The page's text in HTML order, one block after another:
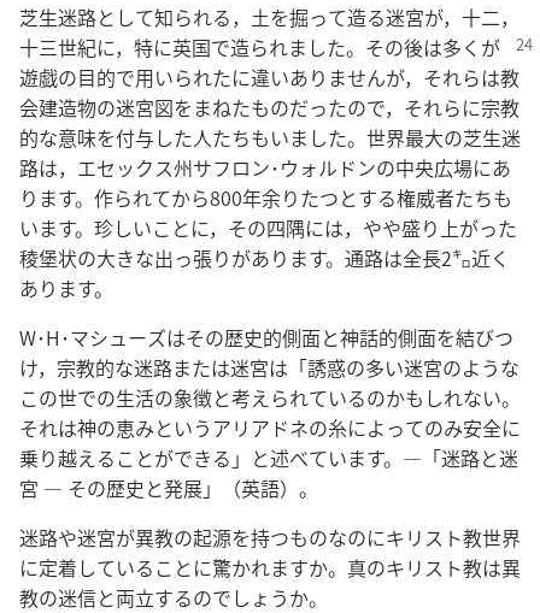
芝生迷路として知られる，土を掘って造る迷宮が，十二，
十三世紀に，特に英国で造られました。 その後は多くが
遊戯の目的で用いられたに違いありませんが，それらは教
会建造物の迷宮図をまねたものだったので，それらに宗教
的な意味を付与した人たちもいました。世界最大の芝生迷
路は，エセックス州サフロン･ウォルドンの中央広場にあ
ります。作られてから800年余りたつとする権威者たちも
います。珍しいことに，その四隅には，やや盛り上がった
稜堡状の大きな出っ張りがあります。通路は全長2㌔近く
あります。
W･H･マシューズはその歴史的側面と神話的側面を結びつ
け，宗教的な迷路または迷宮は「誘惑の多い迷宮のような
この世での生活の象徴と考えられているのかもしれない。
それは神の恵みというアリアドネの糸によってのみ安全に
乗り越えることができる」と述べています。―「迷路と迷
宮 ― その歴史と発展」（英語）。
迷路や迷宮が異教の起源を持つものなのにキリスト教世界
に定着していることに驚かれますか。真のキリスト教は異
教の迷信と両立するのでしょうか。